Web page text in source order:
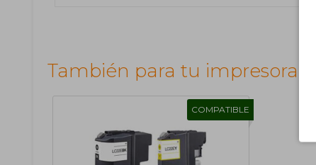
También para tu impresora
COMPATIBLE